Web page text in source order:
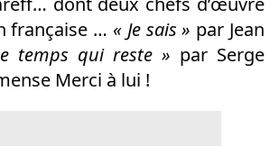
française … « Je sais » par Jean
temps qui reste » par Serge
Merci à lui !